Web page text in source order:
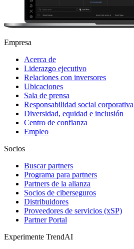
Empresa
Acerca de
Liderazgo ejecutivo
Relaciones con inversores
Ubicaciones
Sala de prensa
Responsabilidad social corporativa
Diversidad, equidad e inclusión
Centro de confianza
Empleo
Socios
Buscar partners
Programa para partners
Partners de la alianza
Socios de ciberseguros
Distribuidores
Proveedores de servicios (xSP)
Partner Portal
Experimente TrendAI